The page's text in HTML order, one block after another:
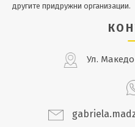
другите придружни организации.
Ул.